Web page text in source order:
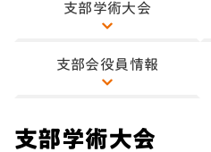
支部学術大会
支部会役員情報
支部学術大会